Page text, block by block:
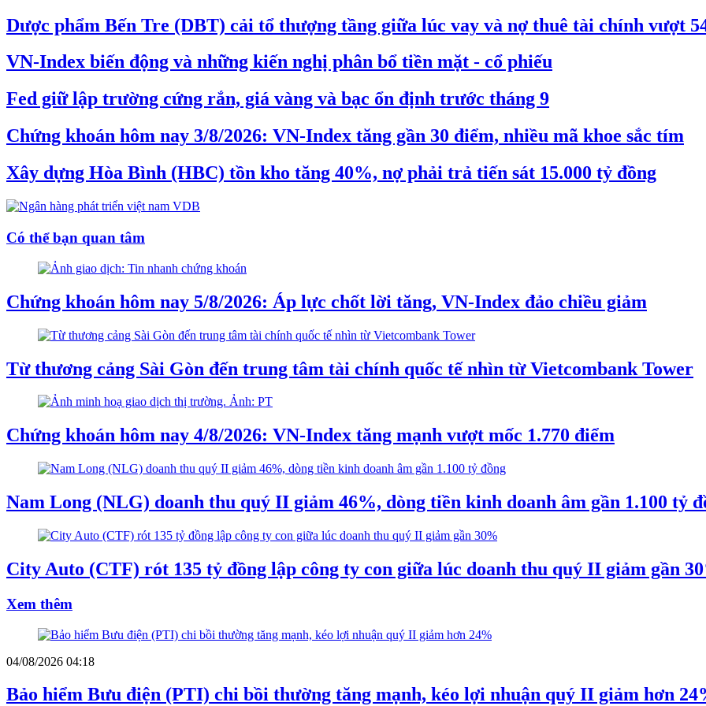
Dược phẩm Bến Tre (DBT) cải tổ thượng tầng giữa lúc vay và nợ thuê tài chính vượt
VN-Index biến động và những kiến nghị phân bổ tiền mặt - cổ phiếu
Fed giữ lập trường cứng rắn, giá vàng và bạc ổn định trước tháng 9
Chứng khoán hôm nay 3/8/2026: VN-Index tăng gần 30 điểm, nhiều mã khoe sắc tím
Xây dựng Hòa Bình (HBC) tồn kho tăng 40%, nợ phải trả tiến sát 15.000 tỷ đồng
Có thể bạn quan tâm
Chứng khoán hôm nay 5/8/2026: Áp lực chốt lời tăng, VN-Index đảo chiều giảm
Từ thương cảng Sài Gòn đến trung tâm tài chính quốc tế nhìn từ Vietcombank Tower
Chứng khoán hôm nay 4/8/2026: VN-Index tăng mạnh vượt mốc 1.770 điểm
Nam Long (NLG) doanh thu quý II giảm 46%, dòng tiền kinh doanh âm gần 1.100 tỷ
City Auto (CTF) rót 135 tỷ đồng lập công ty con giữa lúc doanh thu quý II giảm gần
Xem thêm
04/08/2026 04:18
Bảo hiểm Bưu điện (PTI) chi bồi thường tăng mạnh, kéo lợi nhuận quý II giảm hơn